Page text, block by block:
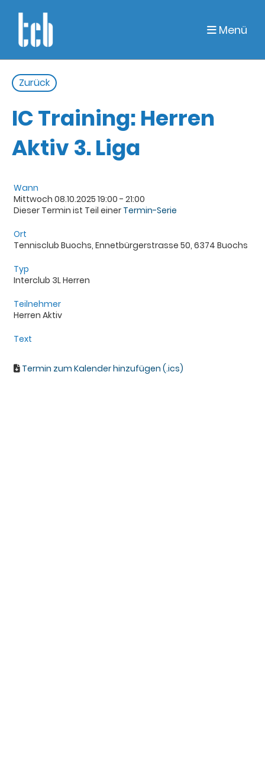
Menü
Zurück
IC Training: Herren
Aktiv 3. Liga
Wann
Mittwoch 08.10.2025 19:00 - 21:00
Dieser Termin ist Teil einer Termin-Serie
Ort
Tennisclub Buochs, Ennetbürgerstrasse 50, 6374 Buochs
Typ
Interclub 3L Herren
Teilnehmer
Herren Aktiv
Text
Termin zum Kalender hinzufügen (.ics)